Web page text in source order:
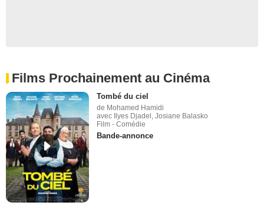
Films Prochainement au Cinéma
Tombé du ciel
de Mohamed Hamidi
avec Ilyes Djadel, Josiane Balasko
Film - Comédie
Bande-annonce